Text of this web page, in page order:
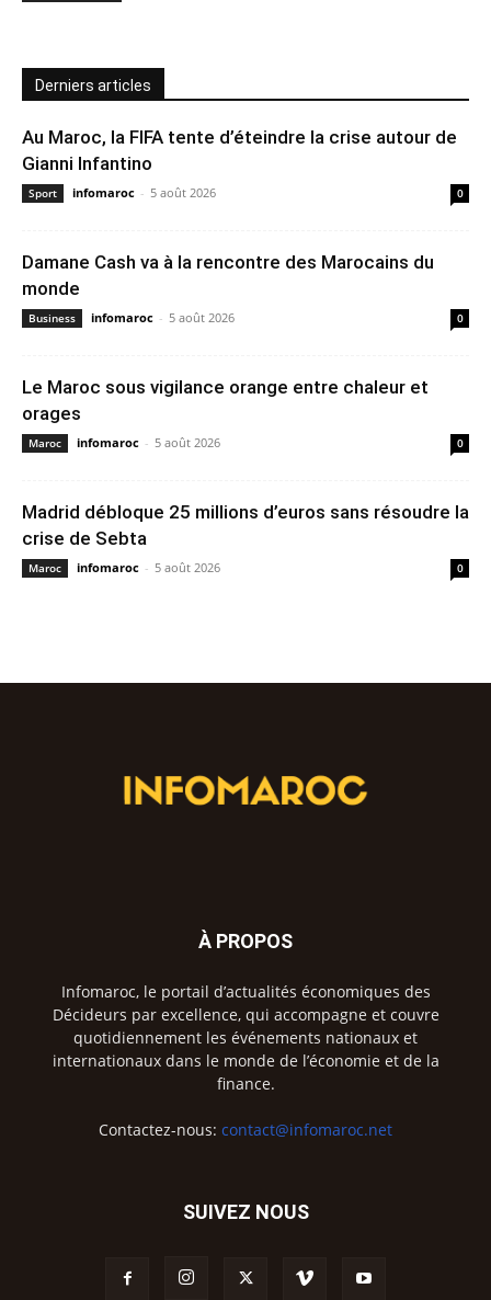
Derniers articles
Au Maroc, la FIFA tente d’éteindre la crise autour de
Gianni Infantino
Sport infomaroc - 5 août 2026 0
Damane Cash va à la rencontre des Marocains du
monde
Business infomaroc - 5 août 2026 0
Le Maroc sous vigilance orange entre chaleur et
orages
Maroc infomaroc - 5 août 2026 0
Madrid débloque 25 millions d’euros sans résoudre la
crise de Sebta
Maroc infomaroc - 5 août 2026 0
À PROPOS
Infomaroc, le portail d’actualités économiques des
Décideurs par excellence, qui accompagne et couvre
quotidiennement les événements nationaux et
internationaux dans le monde de l’économie et de la
finance.
Contactez-nous: contact@infomaroc.net
SUIVEZ NOUS